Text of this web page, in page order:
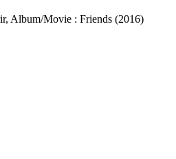
Album/Movie : Friends (2016)